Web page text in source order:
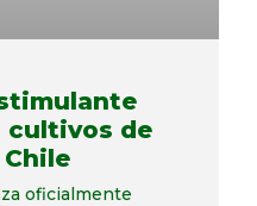
cultivos de
oficialmente